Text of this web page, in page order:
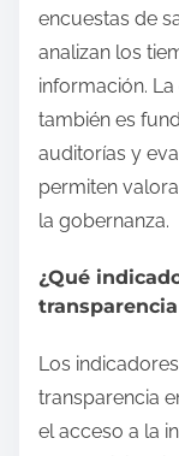
encuestas de
analizan los
información.
también es
auditorías y
permiten
la gobernanza.
¿Qué
Los
transparencia
el acceso a la